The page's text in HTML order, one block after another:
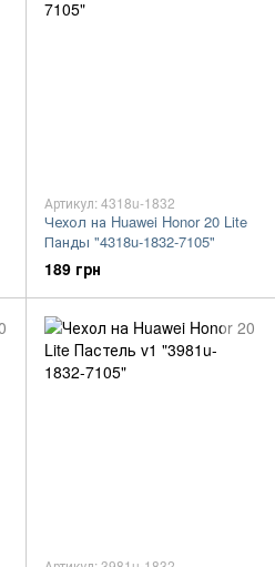
Артикул: 4318u-1832
Чехол на Huawei Honor 20 Lite
Панды "4318u-1832-7105"
189 грн